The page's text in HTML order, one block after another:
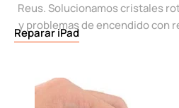
Reus. Solucionamos cristales
y problemas de encendido con
Reparar iPad